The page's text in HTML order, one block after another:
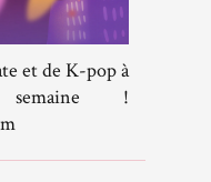
et de K-pop à
semaine !